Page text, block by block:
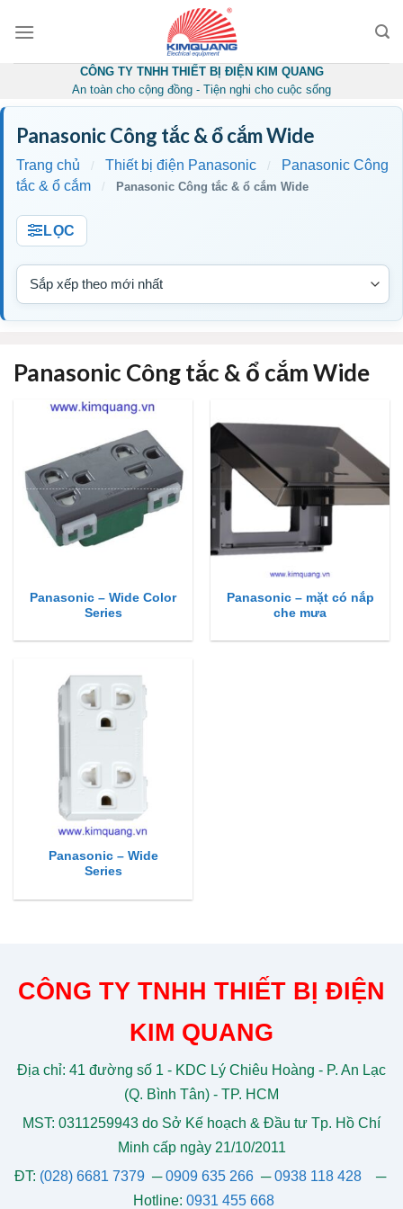
CÔNG TY TNHH THIẾT BỊ ĐIỆN KIM QUANG
An toàn cho cộng đồng - Tiện nghi cho cuộc sống
Panasonic Công tắc & ổ cắm Wide
Trang chủ / Thiết bị điện Panasonic /
Panasonic Công
tắc & ổ cắm
/ Panasonic Công tắc & ổ cắm Wide
LỌC
Panasonic Công tắc & ổ cắm Wide
Panasonic – Wide Color
Series
Panasonic – mặt có nắp
che mưa
Panasonic – Wide
Series
CÔNG TY TNHH THIẾT BỊ ĐIỆN
KIM QUANG
Địa chỉ: 41 đường số 1 - KDC Lý Chiêu Hoàng - P. An Lạc
(Q. Bình Tân) - TP. HCM
MST: 0311259943 do Sở Kế hoạch & Đầu tư Tp. Hồ Chí
Minh cấp ngày 21/10/2011
ĐT: (028) 6681 7379 ─0909 635 266─0938 118 428─
Hotline: 0931 455 668